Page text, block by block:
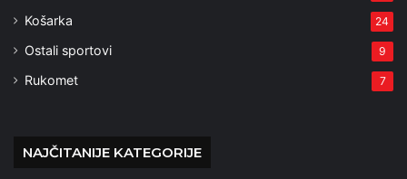
Košarka 24
Ostali sportovi 9
Rukomet 7
NAJČITANIJE KATEGORIJE